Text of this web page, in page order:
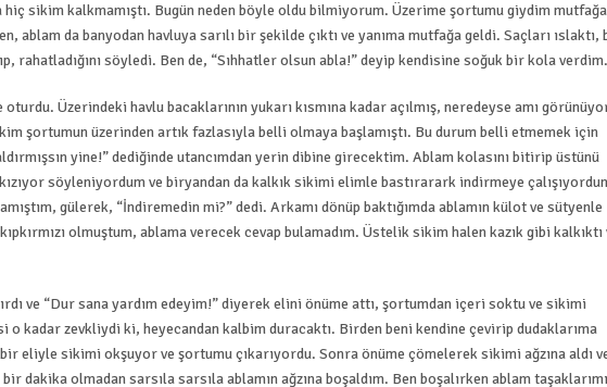
sikim kalkmamıştı. Bugün neden böyle oldu bilmiyorum. Üzerime şortumu giydim mutfağa
ablam da banyodan havluya sarılı bir şekilde çıktı ve yanıma mutfağa geldi. Saçları ıslaktı,
rahatladığını söyledi. Ben de, “Sıhhatler olsun abla!” deyip kendisine soğuk bir kola
Üzerindeki havlu bacaklarının yukarı kısmına kadar açılmış, neredeyse amı
şortumun üzerinden artık fazlasıyla belli olmaya başlamıştı. Bu durum belli etmemek için
yine!” dediğinde utancımdan yerin dibine girecektim. Ablam kolasını bitirip üstünü
söyleniyordum ve biryandan da kalkık sikimi elimle bastırarark indirmeye
gülerek, “İndiremedin mi?” dedi. Arkamı dönüp baktığımda ablamın külot ve sütyenle
olmuştum, ablama verecek cevap bulamadım. Üstelik sikim halen kazık gibi kalkıktı
ve “Dur sana yardım edeyim!” diyerek elini önüme attı, şortumdan içeri soktu ve sikimi
o kadar zevkliydi ki, heyecandan kalbim duracaktı. Birden beni kendine çevirip dudaklarıma
eliyle sikimi okşuyor ve şortumu çıkarıyordu. Sonra önüme çömelerek sikimi ağzına aldı
dakika olmadan sarsıla sarsıla ablamın ağzına boşaldım. Ben boşalırken ablam taşaklarımı